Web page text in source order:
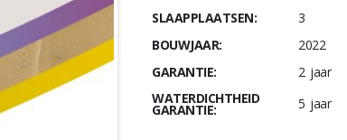
SLAAPPLAATSEN:
3
BOUWJAAR:
2022
GARANTIE:
2 jaar
WATERDICHTHEID
GARANTIE: 5 jaar